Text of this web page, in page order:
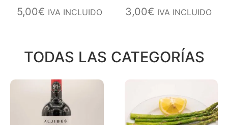
5,00€ IVA INCLUIDO
3,00€ IVA INCLUIDO
TODAS LAS CATEGORÍAS